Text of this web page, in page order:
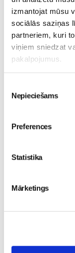
izmantojat mūsu
sociālās saziņas
partneriem, kuri
viņiem sniedzat
pakalpojumus.
izvēle
Nepieciešams
Preferences
Statistika
Mārketings
Valītis Vincents"
Mazuļa pirmā
23. May 09:55